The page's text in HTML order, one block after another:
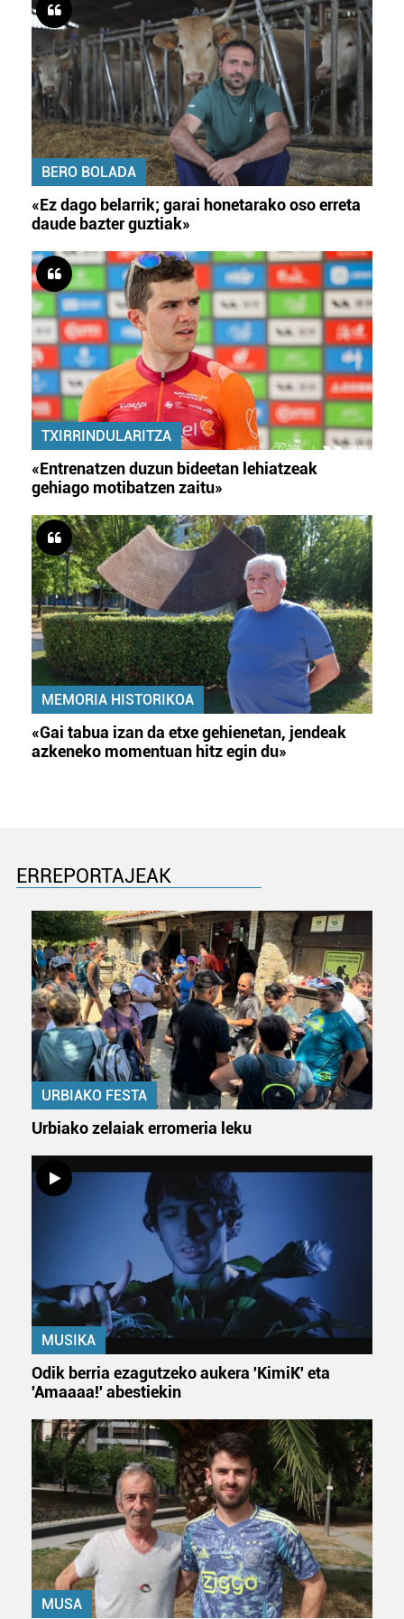
BERO BOLADA
«Ez dago belarrik; garai honetarako oso erreta
daude bazter guztiak»
TXIRRINDULARITZA
«Entrenatzen duzun bideetan lehiatzeak
gehiago motibatzen zaitu»
MEMORIA HISTORIKOA
«Gai tabua izan da etxe gehienetan, jendeak
azkeneko momentuan hitz egin du»
ERREPORTAJEAK
URBIAKO FESTA
Urbiako zelaiak erromeria leku
MUSIKA
Odik berria ezagutzeko aukera 'KimiK' eta
'Amaaaa!' abestiekin
MUSA